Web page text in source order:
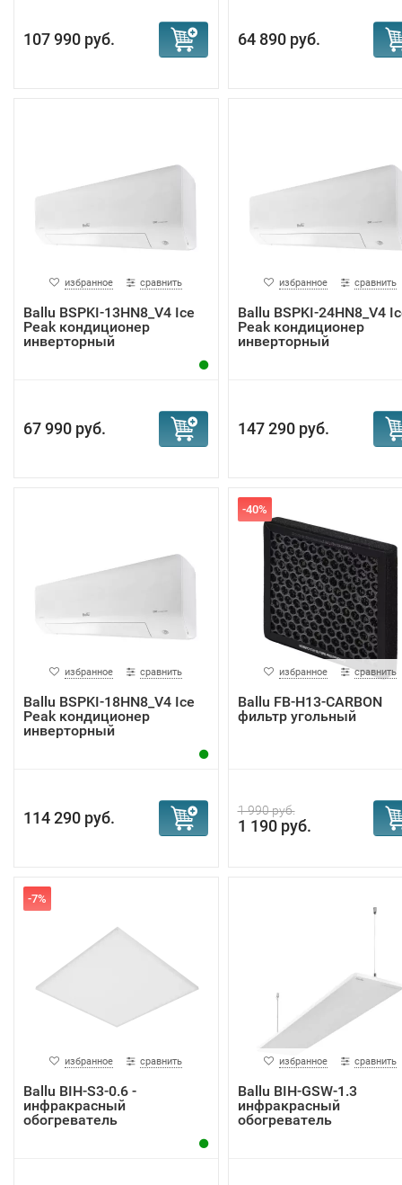
107 990 руб. 64 890 руб.
избранное сравнить
Ballu BSPKI-13HN8_V4 Ice
Peak кондиционер
инверторный
67 990 руб.
избранное сравнить
Ballu BSPKI-24HN8_V4
Peak кондиционер
инверторный
147 290 руб.
избранное сравнить
Ballu BSPKI-18HN8_V4 Ice
Peak кондиционер
инверторный
114 290 руб.
-40%
избранное сравнить
Ballu FB-H13-CARBON
фильтр угольный
1 990 руб.
1 190 руб.
-7%
избранное сравнить
Ballu BIH-S3-0.6 -
инфракрасный
обогреватель
избранное сравнить
Ballu BIH-GSW-1.3
инфракрасный
обогреватель